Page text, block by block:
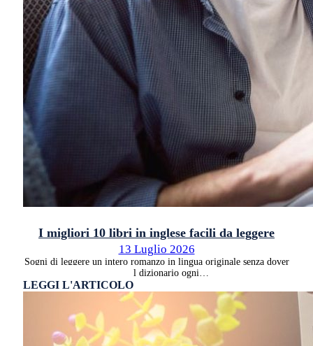
I migliori 10 libri in inglese facili da leggere
13 Luglio 2026
Sogni di leggere un intero romanzo in lingua originale senza dover
aprire il dizionario ogni…
LEGGI L'ARTICOLO